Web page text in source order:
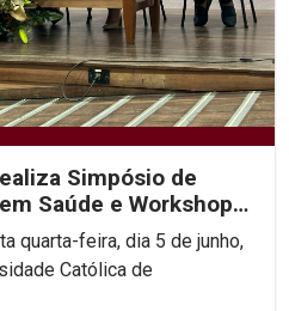
Simpósio de
Saúde e Workshop
quarta-feira, dia 5 de junho,
Católica de